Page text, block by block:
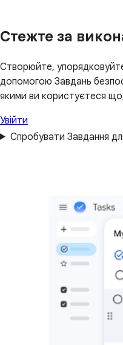
Стежте за
Створюйте,
допомогою Завдань
якими ви користуєтеся
Увійти
Спробувати Завдання